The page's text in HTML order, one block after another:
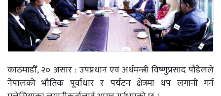
काठमाडौँ, २० असार : उपप्रधान एवं अर्थमन्त्री विष्णुप्रसाद पौडेलले
नेपालको भौतिक पूर्वाधार र पर्यटन क्षेत्रमा थप लगानी गर्न